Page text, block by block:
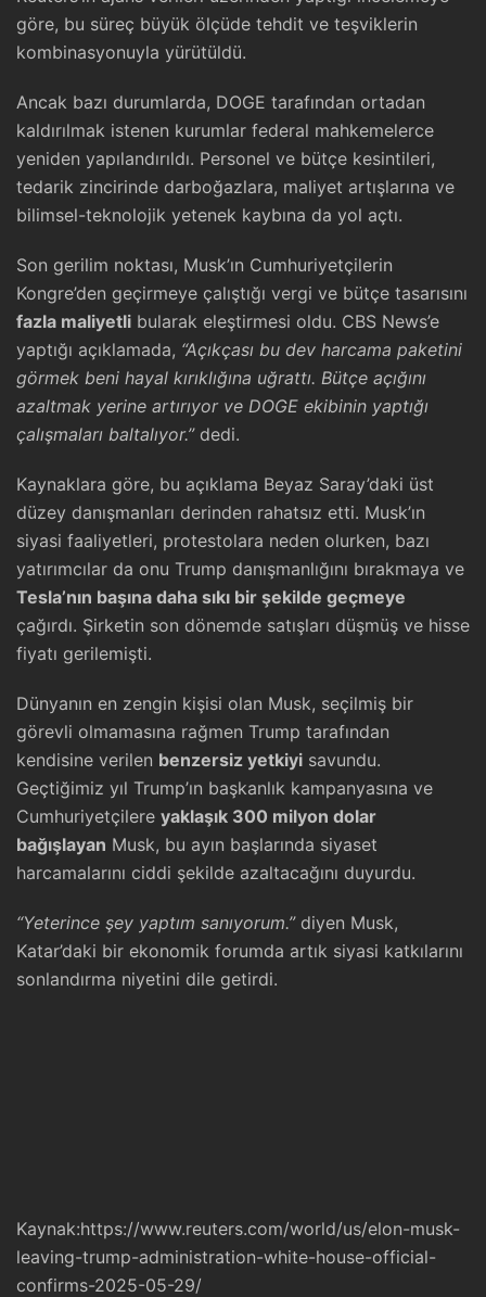
göre, bu süreç büyük ölçüde tehdit ve teşviklerin
kombinasyonuyla yürütüldü.
Ancak bazı durumlarda, DOGE tarafından ortadan
kaldırılmak istenen kurumlar federal mahkemelerce
yeniden yapılandırıldı. Personel ve bütçe kesintileri,
tedarik zincirinde darboğazlara, maliyet artışlarına ve
bilimsel-teknolojik yetenek kaybına da yol açtı.
Son gerilim noktası, Musk’ın Cumhuriyetçilerin
Kongre’den geçirmeye çalıştığı vergi ve bütçe tasarısını
fazla maliyetli bularak eleştirmesi oldu. CBS News’e
yaptığı açıklamada, “Açıkçası bu dev harcama paketini
görmek beni hayal kırıklığına uğrattı. Bütçe açığını
azaltmak yerine artırıyor ve DOGE ekibinin yaptığı
çalışmaları baltalıyor.”dedi.
Kaynaklara göre, bu açıklama Beyaz Saray’daki üst
düzey danışmanları derinden rahatsız etti. Musk’ın
siyasi faaliyetleri, protestolara neden olurken, bazı
yatırımcılar da onu Trump danışmanlığını bırakmaya ve
Tesla’nın başına daha sıkı bir şekilde geçmeye
çağırdı. Şirketin son dönemde satışları düşmüş ve hisse
fiyatı gerilemişti.
Dünyanın en zengin kişisi olan Musk, seçilmiş bir
görevli olmamasına rağmen Trump tarafından
kendisine verilen benzersiz yetkiyi savundu.
Geçtiğimiz yıl Trump’ın başkanlık kampanyasına ve
Cumhuriyetçilere yaklaşık 300 milyon dolar
bağışlayan Musk, bu ayın başlarında siyaset
harcamalarını ciddi şekilde azaltacağını duyurdu.
“Yeterince şey yaptım sanıyorum.”diyen Musk,
Katar’daki bir ekonomik forumda artık siyasi katkılarını
sonlandırma niyetini dile getirdi.
Kaynak:https://www.reuters.com/world/us/elon-musk-
leaving-trump-administration-white-house-official-
confirms-2025-05-29/